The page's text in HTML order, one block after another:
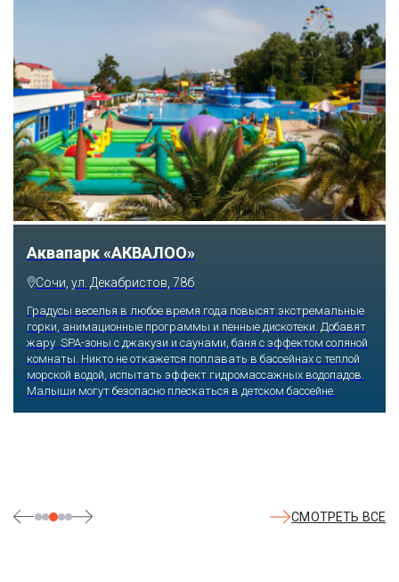
Аквапарк «АКВАЛОО»
Сочи, ул. Декабристов, 78б
Градусы веселья в любое время года повысят экстремальные
горки, анимационные программы и пенные дискотеки. Добавят
жару SPA-зоны с джакузи и саунами, баня с эффектом соляной
комнаты. Никто не откажется поплавать в бассейнах с теплой
морской водой, испытать эффект гидромассажных водопадов.
Малыши могут безопасно плескаться в детском бассейне.
СМОТРЕТЬ ВСЕ